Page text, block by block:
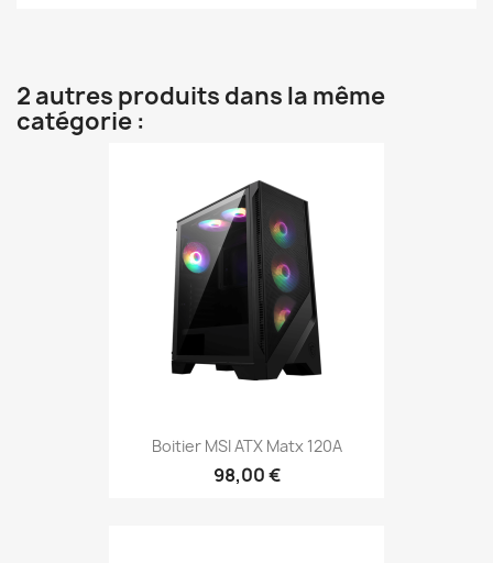
2 autres produits dans la même
catégorie :
Boitier MSI ATX Matx 120A
98,00 €